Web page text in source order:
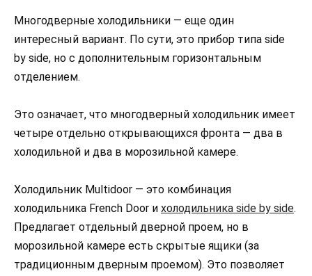
Многодверные холодильники — еще один
интересный вариант. По сути, это прибор типа side
by side, но с дополнительным горизонтальным
отделением.
Это означает, что многодверный холодильник имеет
четыре отдельно открывающихся фронта — два в
холодильной и два в морозильной камере.
Холодильник Multidoor — это комбинация
холодильника French Door и холодильника side by side.
Предлагает отдельный дверной проем, но в
морозильной камере есть скрытые ящики (за
традиционным дверным проемом). Это позволяет